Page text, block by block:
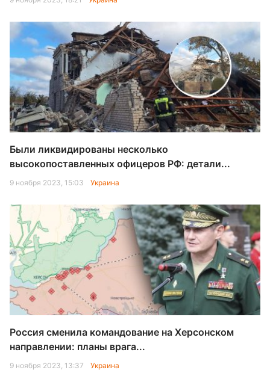
Были ликвидированы несколько
высокопоставленных офицеров РФ: детали...
9 ноября 2023, 15:03 Украина
Россия сменила командование на Херсонском
направлении: планы врага...
9 ноября 2023, 13:37 Украина